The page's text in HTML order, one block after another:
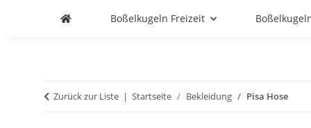
Boßelkugeln Freizeit
Zurück zur Liste Startseite Bekleidung Pisa Hose